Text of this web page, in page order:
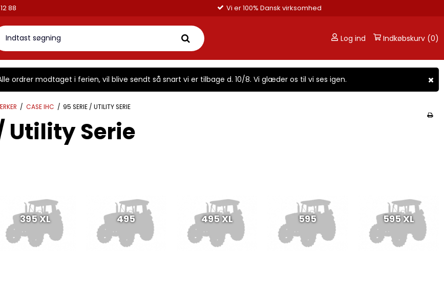
info@traktorbutikken.dk Telefon: 42 72 12 88
Log ind Indkøbskurv (0)
ordrer modtaget i ferien, vil blive sendt så snart vi er tilbage d. 10/8. Vi glæder os til vi ses igen.
/ CASE IHC / 95 SERIE / UTILITY SERIE
Utility Serie
395 XL 495 495 XL 595 595 XL